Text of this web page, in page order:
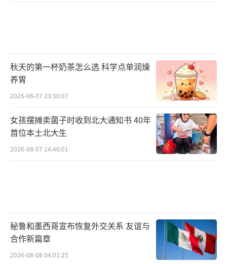
秋天的第一杯奶茶怎么选 科学点单润燥
养胃
2026-08-07 23:30:07
女孩摆摊卖菌子时收到北大通知书 40年
首位本土北大生
2026-08-07 14:46:01
秘鲁和墨西哥宣布恢复外交关系 友谊与
合作新篇章
2026-08-08 04:01:25